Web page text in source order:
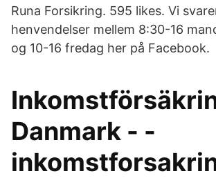
Runa Forsikring. 595 likes. Vi
henvendelser mellem 8:30-16
og 10-16 fredag her på Facebook.
Danmark - -